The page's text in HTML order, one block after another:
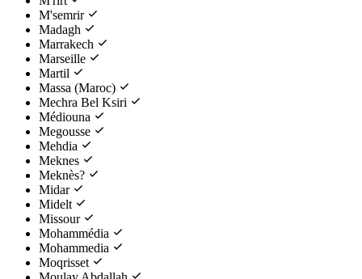
M'semrir
Madagh
Marrakech
Marseille
Martil
Massa (Maroc)
Mechra Bel Ksiri
Médiouna
Megousse
Mehdia
Meknes
Meknès?
Midar
Midelt
Missour
Mohammédia
Mohammedia
Moqrisset